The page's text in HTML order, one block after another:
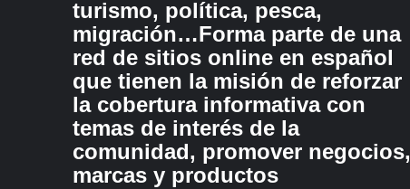
turismo, política, pesca,
migración…Forma parte de una
red de sitios online en español
que tienen la misión de reforzar
la cobertura informativa con
temas de interés de la
comunidad, promover negocios,
marcas y productos